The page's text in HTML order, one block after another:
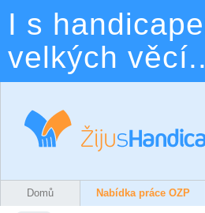
I s
velkých
Domů Nabídka práce OZP